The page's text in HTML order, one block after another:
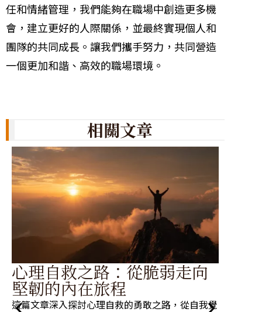
任和情緒管理，我們能夠在職場中創造更多機
會，建立更好的人際關係，並最終實現個人和
團隊的共同成長。讓我們攜手努力，共同營造
一個更加和諧、高效的職場環境。
相關文章
心理自救之路：從脆弱走向
堅韌的內在旅程
這篇文章深入探討心理自救的勇敢之路，從自我覺